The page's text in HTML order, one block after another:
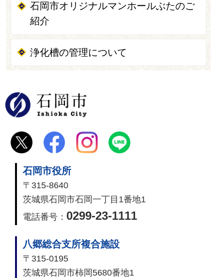
石岡市オリジナルマンホールぶたのご
紹介
浄化槽の管理について
石岡市役所
〒315-8640
茨城県石岡市石岡一丁目1番地1
電話番号： 0299-23-1111
八郷総合支所複合施設
〒315-0195
茨城県石岡市柿岡5680番地1